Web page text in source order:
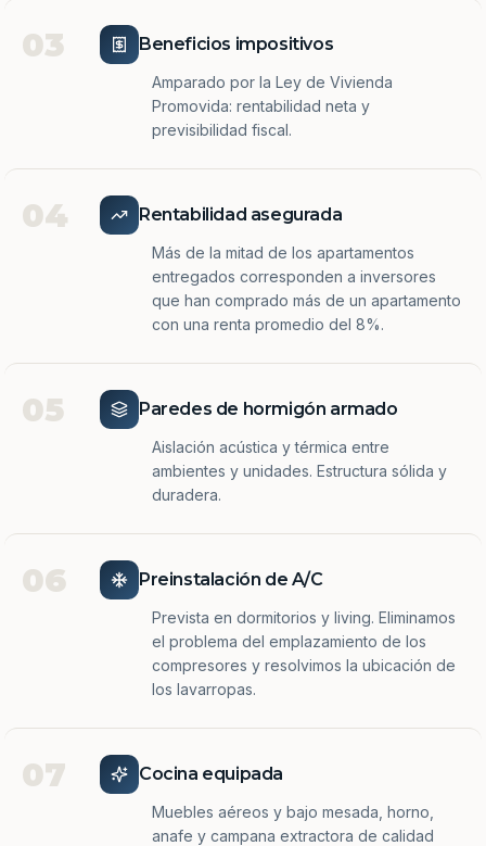
03 Beneficios impositivos
Amparado por la Ley de Vivienda
Promovida: rentabilidad neta y
previsibilidad fiscal.
04 Rentabilidad asegurada
Más de la mitad de los apartamentos
entregados corresponden a inversores
que han comprado más de un apartamento
con una renta promedio del 8%.
05 Paredes de hormigón armado
Aislación acústica y térmica entre
ambientes y unidades. Estructura sólida y
duradera.
06 Preinstalación de A/C
Prevista en dormitorios y living. Eliminamos
el problema del emplazamiento de los
compresores y resolvimos la ubicación de
los lavarropas.
07 Cocina equipada
Muebles aéreos y bajo mesada, horno,
anafe y campana extractora de calidad